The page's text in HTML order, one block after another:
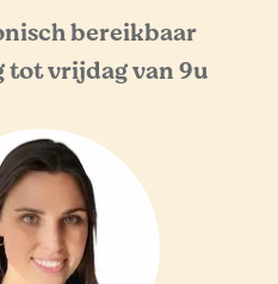
bereikbaar
tot vrijdag van 9u